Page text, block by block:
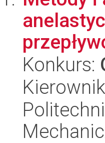
Konkurs: